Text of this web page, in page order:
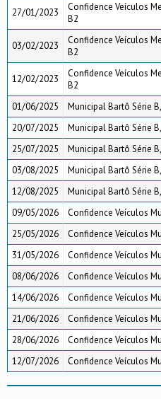
27/01/2023
Confidence Veículos
B2
03/02/2023
Confidence Veículos
B2
12/02/2023
Confidence Veículos
B2
01/06/2025
Municipal Bartô Série
20/07/2025
Municipal Bartô Série
25/07/2025
Municipal Bartô Série
03/08/2025
Municipal Bartô Série
12/08/2025
Municipal Bartô Série
09/05/2026
Confidence Veículos
25/05/2026
Confidence Veículos
31/05/2026
Confidence Veículos
08/06/2026
Confidence Veículos
14/06/2026
Confidence Veículos
21/06/2026
Confidence Veículos
28/06/2026
Confidence Veículos
12/07/2026
Confidence Veículos